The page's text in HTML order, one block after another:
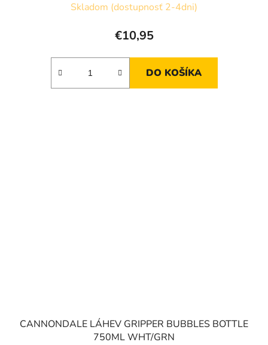
Skladom (dostupnosť 2-4dni)
€10,95
DO KOŠÍKA
CANNONDALE LÁHEV GRIPPER BUBBLES BOTTLE
750ML WHT/GRN